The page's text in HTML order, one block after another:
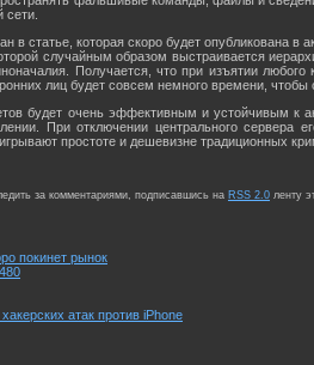
в статье, которая скоро будет опубликована
случайным образом выстраивается
Получается, что при изъятии
лиц будет совсем немного времени,
будет очень эффективным и устойчивым к
При отключении центрального сервера
простоте и дешевизне традиционных
за комментариями, подписавшись на RSS 2.0 ленту
покинет рынок
атак против iPhone